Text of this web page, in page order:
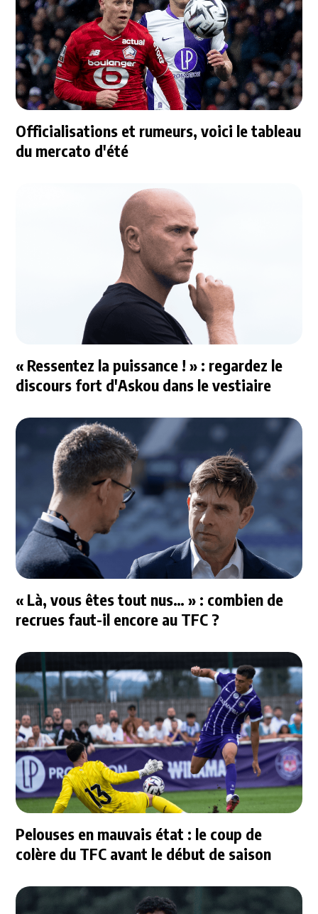
Officialisations et rumeurs, voici le tableau
du mercato d'été
« Ressentez la puissance ! » : regardez le
discours fort d'Askou dans le vestiaire
« Là, vous êtes tout nus… » : combien de
recrues faut-il encore au TFC ?
Pelouses en mauvais état : le coup de
colère du TFC avant le début de saison